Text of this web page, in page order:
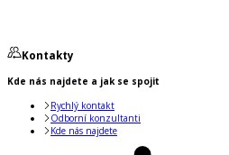
Kontakty
Kde nás najdete a jak se spojit
Rychlý kontakt
Odborní konzultanti
Kde nás najdete